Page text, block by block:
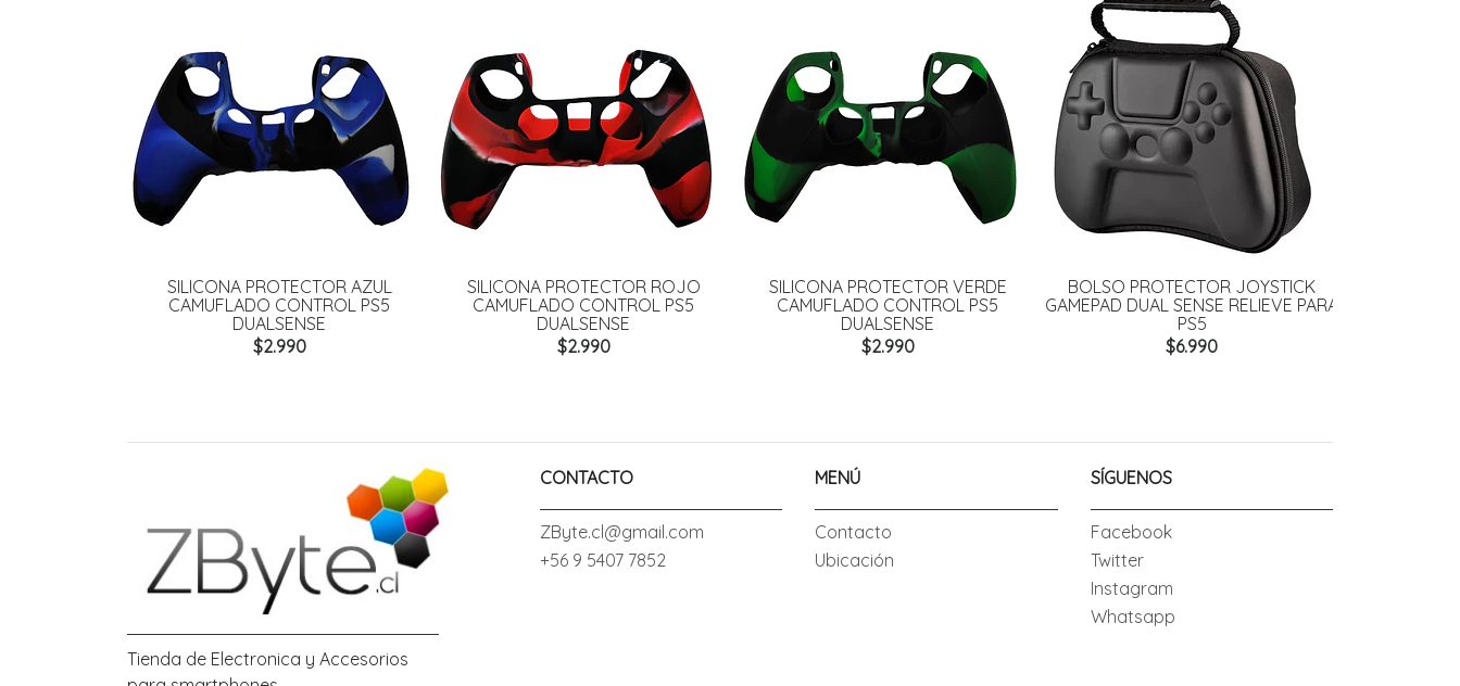
SILICONA PROTECTOR AZUL
CAMUFLADO CONTROL PS5
DUALSENSE
$2.990
SILICONA PROTECTOR ROJO
CAMUFLADO CONTROL PS5
DUALSENSE
$2.990
SILICONA PROTECTOR VERDE
CAMUFLADO CONTROL PS5
DUALSENSE
$2.990
BOLSO PROTECTOR JOYSTICK
GAMEPAD DUAL SENSE RELIEVE PARA
PS5
$6.990
Tienda de Electronica y Accesorios
CONTACTO
ZByte.cl@gmail.com
+56 9 5407 7852
MENÚ
Contacto
Ubicación
SÍGUENOS
Facebook
Twitter
Instagram
Whatsapp